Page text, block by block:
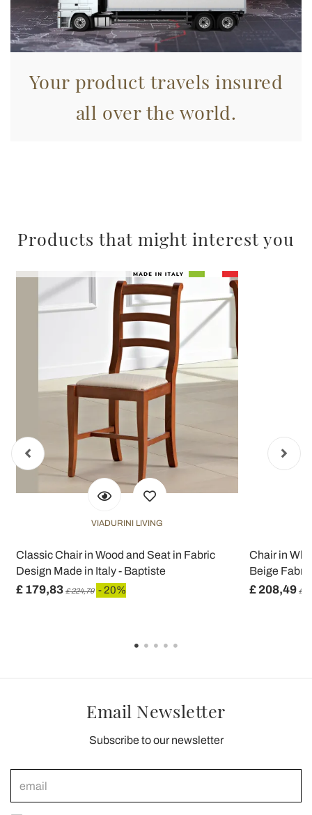
nostri partner che si occupano di analisi dei dati web,
pubblicità e social media, i quali potrebbero combinarle
con altre informazioni che ha fornito loro o che hanno
Your product travels insured
all over the world.
Products that might interest you
VIADURINI LIVING
Classic Chair in Wood and Seat in Fabric
Design Made in Italy - Baptiste
£ 179,83 £ 224,79 - 20%
Chair in
Beige
£ 208,49 £
Email Newsletter
Subscribe to our newsletter